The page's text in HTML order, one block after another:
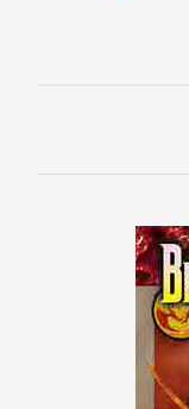
любовные
любовные
Эротическая
литература